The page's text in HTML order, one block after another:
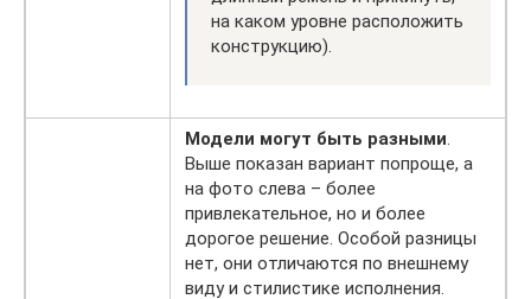
на каком уровне расположить
конструкцию).
Модели могут быть разными.
Выше показан вариант попроще, а
на фото слева – более
привлекательное, но и более
дорогое решение. Особой разницы
нет, они отличаются по внешнему
виду и стилистике исполнения.